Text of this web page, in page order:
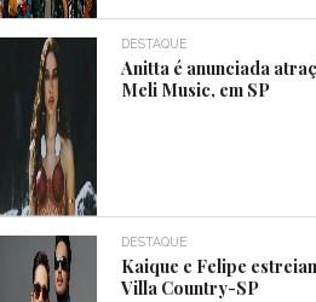
DESTAQUE
Anitta é anunciada
Meli Music, em SP
DESTAQUE
Kaique e Felipe
Villa Country-SP